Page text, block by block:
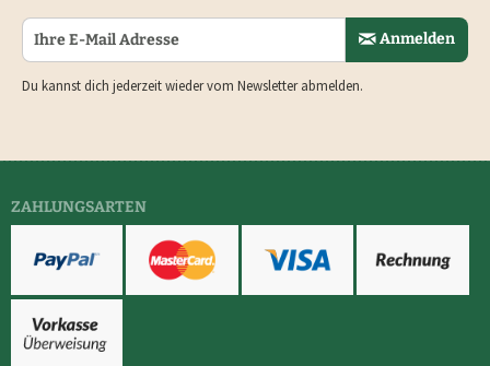
Anmelden
Du kannst dich jederzeit wieder vom Newsletter abmelden.
ZAHLUNGSARTEN